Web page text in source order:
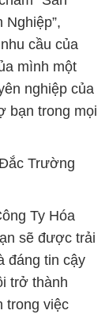
cầu của
mình một
nghiệp của
bạn trong mọi
Trường
Ty Hóa
sẽ được trải
đáng tin cậy
trở thành
trong việc